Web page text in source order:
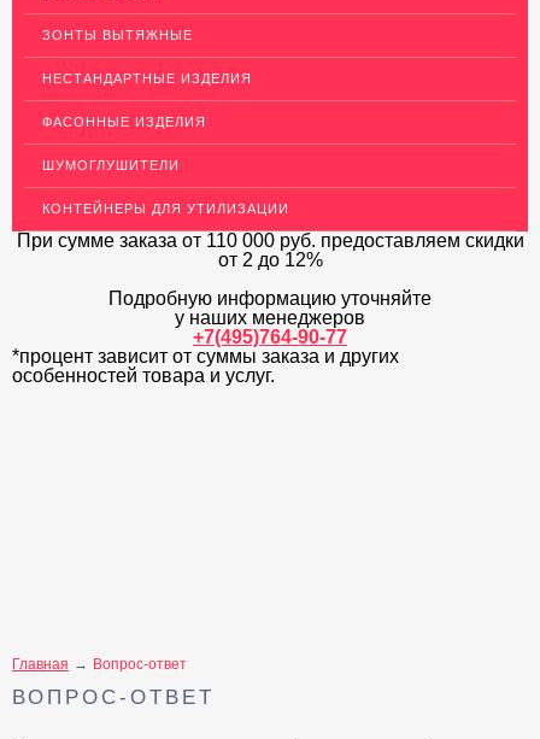
МЕТАЛЛИЧЕСКИЕ ПОРОГИ НАПОЛЬНЫЕ (ДЛЯ ПОЛА),
РАСКЛАДКА, ПЛИНТУС
ПОТОЛКИ
АКЦИИ
НЕДОРОГОЙ МЕТАЛЛОПРОКАТ
ЗОНТЫ ВЫТЯЖНЫЕ
НЕСТАНДАРТНЫЕ ИЗДЕЛИЯ
ФАСОННЫЕ ИЗДЕЛИЯ
ШУМОГЛУШИТЕЛИ
КОНТЕЙНЕРЫ ДЛЯ УТИЛИЗАЦИИ
При сумме заказа от 110 000 руб. предоставляем скидки
от 2 до 12%
Подробную информацию уточняйте
у наших менеджеров
+7(495)764-90-77
*процент зависит от суммы заказа и других
особенностей товара и услуг.
Главная Вопрос-ответ
ВОПРОС-ОТВЕТ